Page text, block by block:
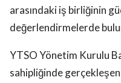
arasındaki iş birliğinin
değerlendirmelerde
YTSO Yönetim Kurulu
sahipliğinde